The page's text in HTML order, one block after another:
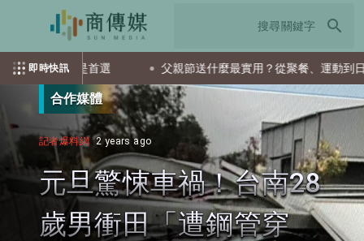
search
即時快訊
會是首選 父親節送什麼最實用？從聚餐、運動到日常營養 4
合作媒體
記者爆料網 2 years ago
元旦驚悚車禍！台南28
歲男衝田「遭鋼管穿